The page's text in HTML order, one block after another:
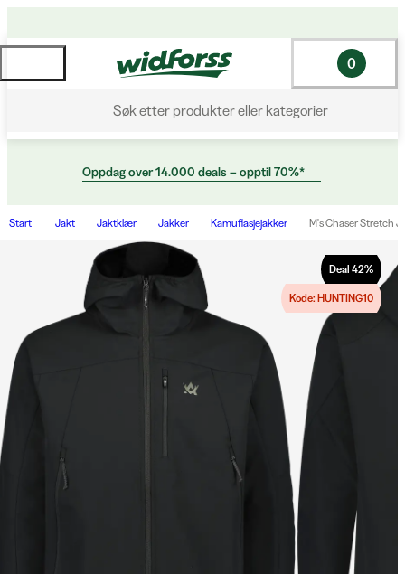
Søk etter produkter eller kategorier
0
Oppdag over 14.000 deals – opptil 70%*
Start Jakt Jaktklær Jakker Kamuflasjejakker M's Chaser Stretch
Deal 42%
Kode: HUNTING10